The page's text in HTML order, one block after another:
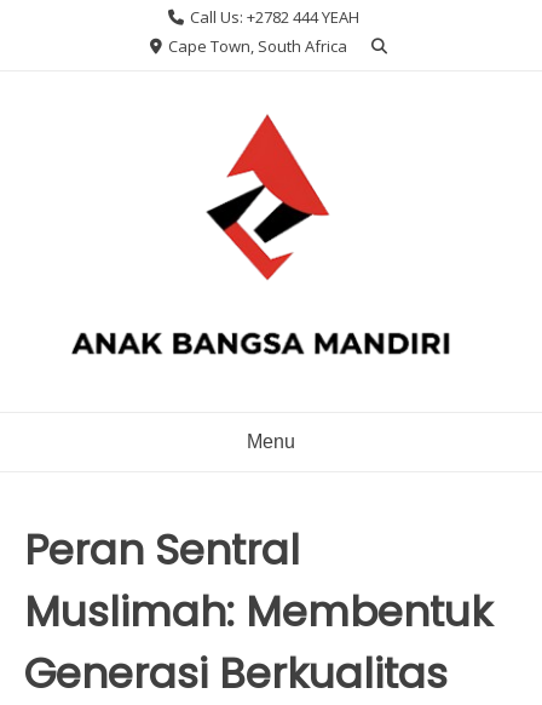
Call Us: +2782 444 YEAH
Cape Town, South Africa
Menu
Peran Sentral
Muslimah: Membentuk
Generasi Berkualitas